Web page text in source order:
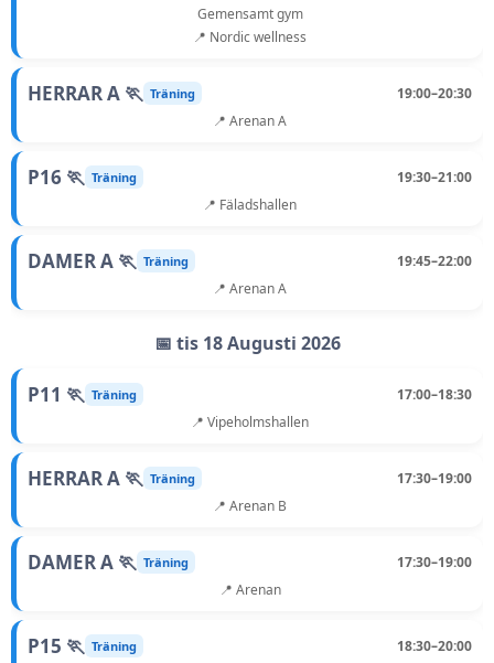
Gemensamt gym
📍 Nordic wellness
HERRAR A 🏃 Träning
19:00–20:30
📍 Arenan A
P16 🏃 Träning
19:30–21:00
📍 Fäladshallen
DAMER A 🏃 Träning
19:45–22:00
📍 Arenan A
📅 tis 18 Augusti 2026
P11 🏃 Träning
17:00–18:30
📍 Vipeholmshallen
HERRAR A 🏃 Träning
17:30–19:00
📍 Arenan B
DAMER A 🏃 Träning
17:30–19:00
📍 Arenan
P15 🏃 Träning
18:30–20:00